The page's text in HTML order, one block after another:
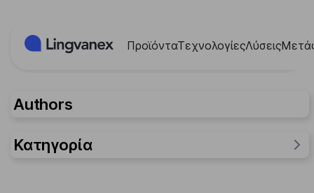
ΠροϊόνταΤεχνολογίεςΛύσεις
Authors
Κατηγορία